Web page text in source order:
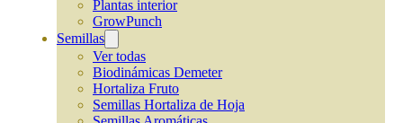
Plantas interior
GrowPunch
Semillas
Ver todas
Biodinámicas Demeter
Hortaliza Fruto
Semillas Hortaliza de Hoja